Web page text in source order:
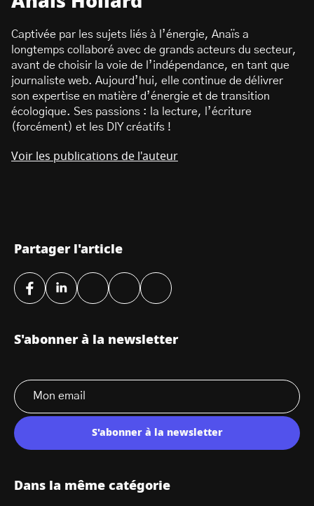
Captivée par les sujets liés à l’énergie, Anaïs a
longtemps collaboré avec de grands acteurs du secteur,
avant de choisir la voie de l’indépendance, en tant que
journaliste web. Aujourd’hui, elle continue de délivrer
son expertise en matière d’énergie et de transition
écologique. Ses passions : la lecture, l’écriture
(forcément) et les DIY créatifs !
Voir les publications de l'auteur
Partager l'article
S'abonner à la newsletter
S'abonner à la newsletter
Dans la même catégorie